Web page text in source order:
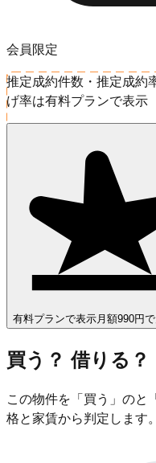
会員限定
推定成約件数・推定成約
げ率は有料プランで表示
有料プランで表示 月額990円
買う？ 借りる？
この物件を「買う」のと
格と家賃から判定します。